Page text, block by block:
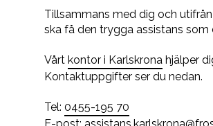
Tillsammans med dig och
ska få den trygga assistans som
Vårt kontor i Karlskrona hjälper
Kontaktuppgifter ser du nedan.
Tel: 0455-195 70